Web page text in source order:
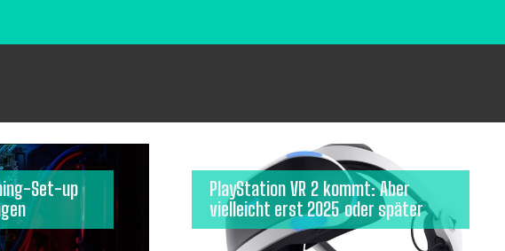
Set-up
PlayStation VR 2 kommt: Aber
vielleicht erst 2025 oder später